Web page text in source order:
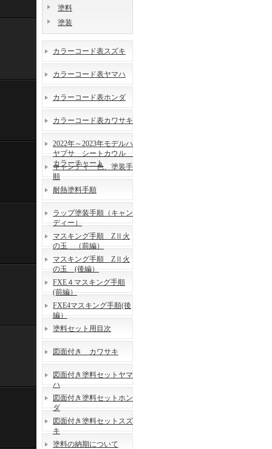
塗料
塗装
カラーコード表スズキ
カラーコード表ヤマハ
カラーコード表ホンダ
カラーコード表カワサキ
2022年～2023年モデルハ
ヤブサ シートカウル
カラーチャート
キャンディー色、塗装手
順
耐熱塗料手順
ラップ塗装手順（キャン
ディー）
マスキング手順 ZⅡ火
の玉 （前編）
マスキング手順 ZⅡ火
の玉 (後編）
FXE４マスキング手順
(前編）
FXE4マスキング手順(後
編）
塗料セット用目次
図面付き カワサキ
図面付き塗料セットヤマ
ハ
図面付き塗料セットホン
ダ
図面付き塗料セットスズ
キ
塗料の納期について